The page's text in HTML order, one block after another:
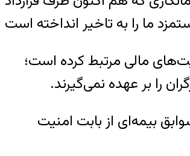
مالی مرتبط کرده است؛
را بر عهده نمی‌گیرند.
بیمه‌ای از بابت امنیت